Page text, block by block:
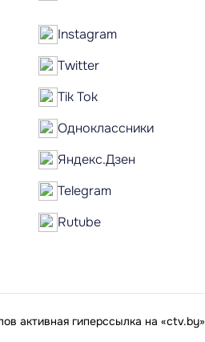
Instagram
Twitter
Tik Tok
Одноклассники
Яндекс.Дзен
Telegram
Rutube
активная гиперссылка на «ctv.by»